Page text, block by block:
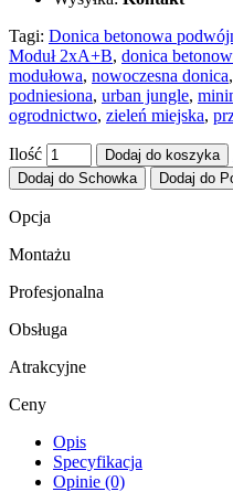
Tagi: Donica betonowa
Moduł 2xA+B, donica
modułowa, nowoczesna donica,
podniesiona, urban jungle,
ogrodnictwo, zieleń miejska,
Ilość Dodaj do koszyka
Dodaj do Schowka Dodaj do
Opcja
Montażu
Profesjonalna
Obsługa
Atrakcyjne
Ceny
Opis
Specyfikacja
Opinie (0)